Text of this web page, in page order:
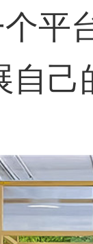
平
自